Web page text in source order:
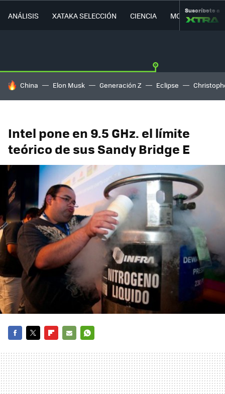
ANÁLISIS XATAKA SELECCIÓN CIENCIA MOVILIDAD
Suscríbete a
HOY SE HABLA DE
China Elon Musk Generación Z Eclipse
Intel pone en 9.5 GHz. el límite
teórico de sus Sandy Bridge E
MAIL